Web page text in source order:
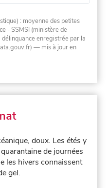
: moyenne des petites
- SSMSI (ministère de
enregistrée par la
— mis à jour en
doux. Les étés y
de journées
les hivers connaissent
gel.